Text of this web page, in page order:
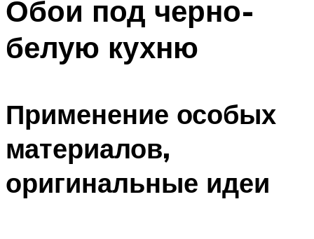
Обои под черно-
белую кухню
Применение особых
материалов,
оригинальные идеи